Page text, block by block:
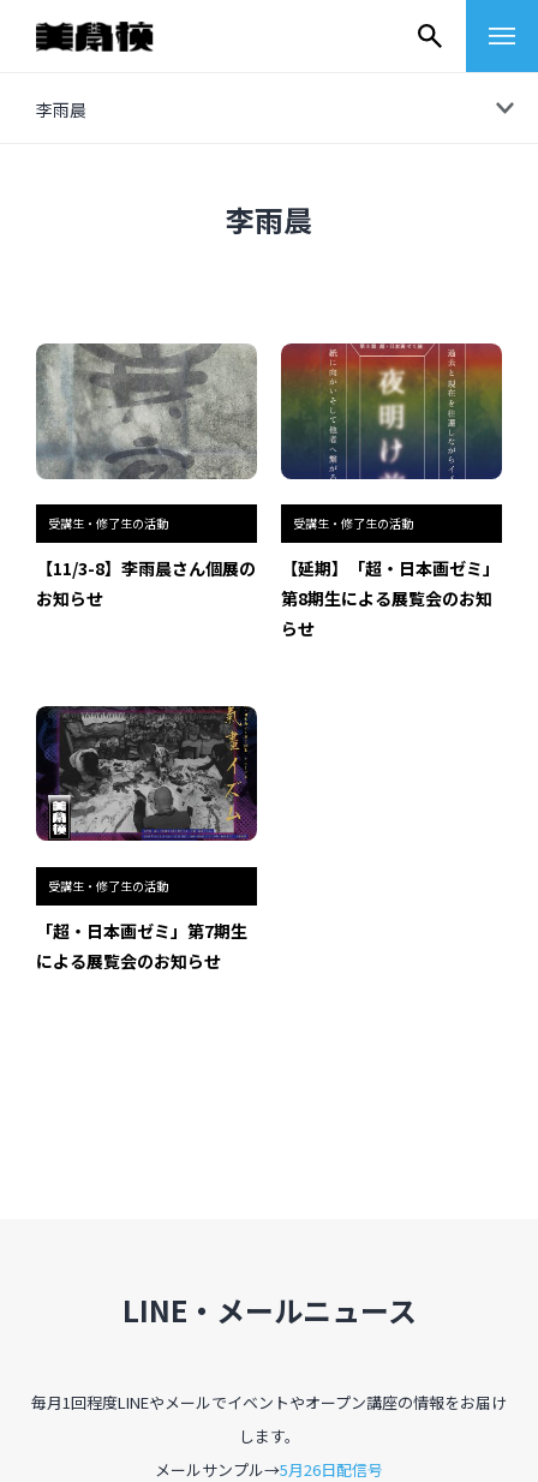
李雨晨
その他
イベントレポート
インタビュー
受講生・修了生の活動
座談会
講座レポート
連載・コラム
未分類
近日開催のイベント・オープン講座・展覧会
過去の展覧会
配信中のオンライン講座
李雨晨
受講生・修了生の活動
【11/3-8】李雨晨さん個展の
お知らせ
受講生・修了生の活動
【延期】「超・日本画ゼミ」
第8期生による展覧会のお知
らせ
受講生・修了生の活動
「超・日本画ゼミ」第7期生
による展覧会のお知らせ
LINE・メールニュース
毎月1回程度LINEやメールでイベントやオープン講座の情報をお届け
します。
メールサンプル→5月26日配信号